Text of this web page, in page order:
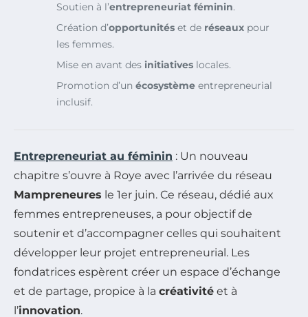
Soutien à l’entrepreneuriat féminin.
Création d’opportunités et de réseaux pour
les femmes.
Mise en avant des initiatives locales.
Promotion d’un écosystème entrepreneurial
inclusif.
Entrepreneuriat au féminin : Un nouveau
chapitre s’ouvre à Roye avec l’arrivée du réseau
Mampreneures le 1er juin. Ce réseau, dédié aux
femmes entrepreneuses, a pour objectif de
soutenir et d’accompagner celles qui souhaitent
développer leur projet entrepreneurial. Les
fondatrices espèrent créer un espace d’échange
et de partage, propice à la créativité et à
l’innovation.